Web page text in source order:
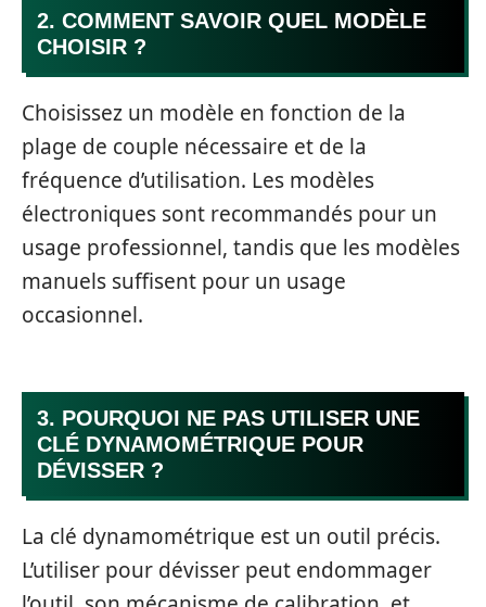
2. COMMENT SAVOIR QUEL MODÈLE
CHOISIR ?
Choisissez un modèle en fonction de la
plage de couple nécessaire et de la
fréquence d’utilisation. Les modèles
électroniques sont recommandés pour un
usage professionnel, tandis que les modèles
manuels suffisent pour un usage
occasionnel.
3. POURQUOI NE PAS UTILISER UNE
CLÉ DYNAMOMÉTRIQUE POUR
DÉVISSER ?
La clé dynamométrique est un outil précis.
L’utiliser pour dévisser peut endommager